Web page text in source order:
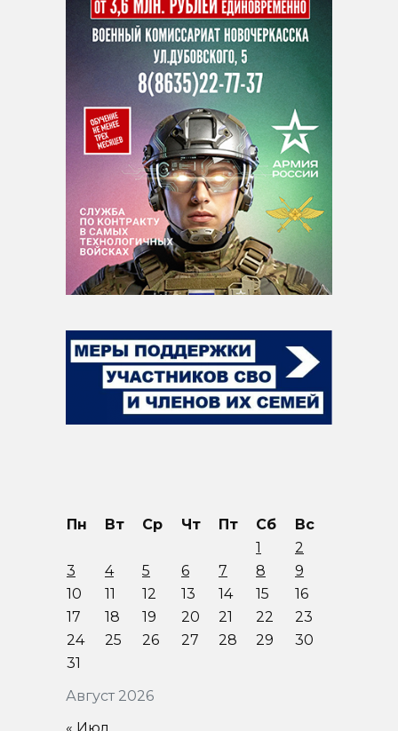
Август 2026
Пн Вт Ср Чт Пт Сб
Вс
1
2
3
4 5 6 7 8
9
10
11 12 13 14 15
16
17
18 19 20 21 22
23
24
25 26 27 28 29
30
31